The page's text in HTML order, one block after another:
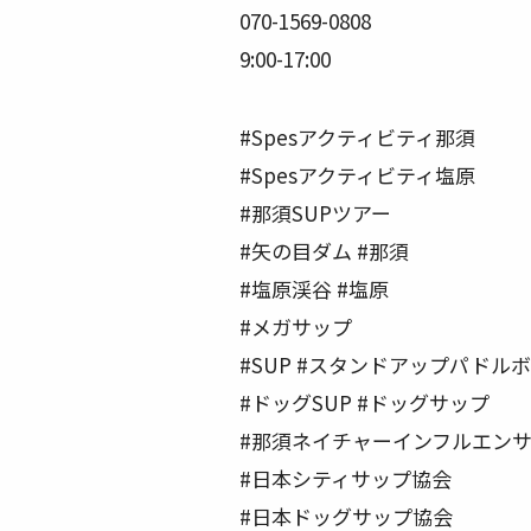
070-1569-0808
9:00-17:00
#Spesアクティビティ那須
#Spesアクティビティ塩原
#那須SUPツアー
#矢の目ダム #那須
#塩原渓谷 #塩原
#メガサップ
#SUP #スタンドアップパドル
#ドッグSUP #ドッグサップ
#那須ネイチャーインフルエン
#日本シティサップ協会
#日本ドッグサップ協会